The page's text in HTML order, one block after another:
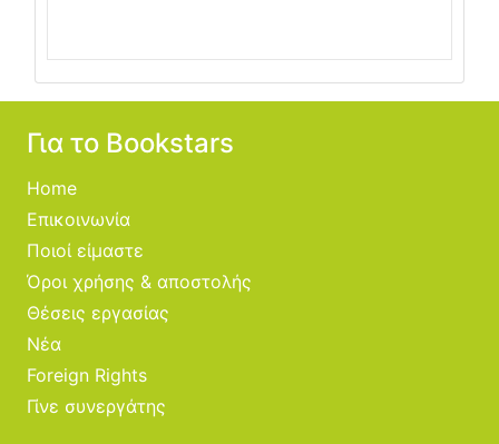
Για το Bookstars
Home
Επικοινωνία
Ποιοί είμαστε
Όροι χρήσης & αποστολής
Θέσεις εργασίας
Νέα
Foreign Rights
Γίνε συνεργάτης